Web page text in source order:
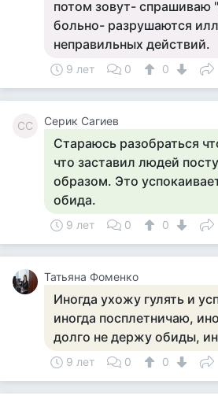
потом зовут- спрашиваю
больно- разрушаются
неправильных действий.
9 лет 0 0
СС Серик Сагиев
Стараюсь разобраться
что заставил людей
образом. Это
обида.
9 лет 0 0
Татьяна Фоменко
Иногда ухожу гулять и
иногда посплетничаю,
долго не держу обиды,
9 лет 0 0